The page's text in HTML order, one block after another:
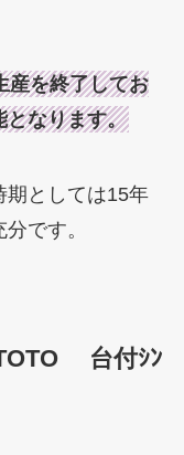
産を終了してお
となります。
期としては15年
です。
台付ｼﾝ